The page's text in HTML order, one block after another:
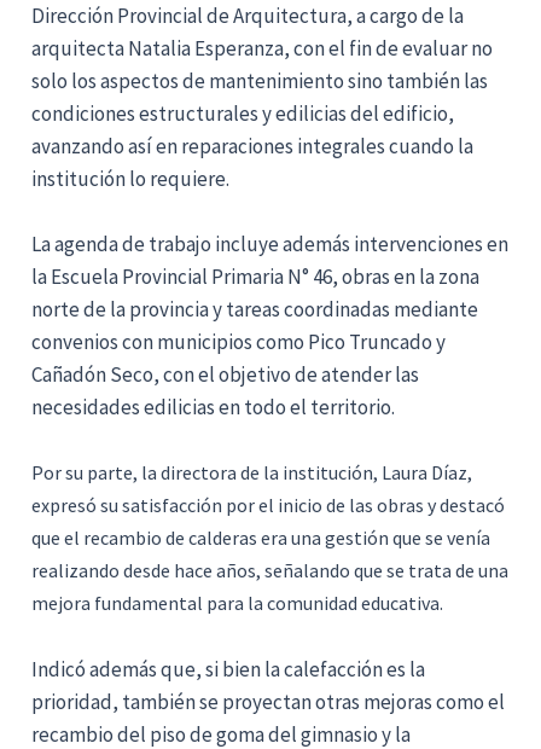
Dirección Provincial de Arquitectura, a cargo de la
arquitecta Natalia Esperanza, con el fin de evaluar no
solo los aspectos de mantenimiento sino también las
condiciones estructurales y edilicias del edificio,
avanzando así en reparaciones integrales cuando la
institución lo requiere.
La agenda de trabajo incluye además intervenciones en
laEscuela Provincial Primaria N° 46, obras en la zona
norte de la provincia y tareas coordinadas mediante
convenios con municipios como Pico Truncadoy
Cañadón Seco, con el objetivo de atender las
necesidades edilicias en todo el territorio.
Por su parte, la directora de la institución, Laura Díaz,
expresó su satisfacción por el inicio de las obras y destacó
que el recambio de calderas era una gestión que se venía
realizando desde hace años, señalando que se trata de una
mejora fundamental para la comunidad educativa.
Indicó además que, si bien la calefacción es la
prioridad, también se proyectan otras mejoras como el
recambio del piso de goma del gimnasio y la